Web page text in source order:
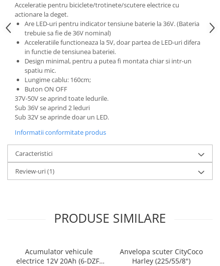
25 km/h
45 km/h
50 km/h
Chopper
Harley
⬇ MARCI
➔ Geeli
➔ RDB
➔ Volta
➔ Z-Tech
➔ Kuba
PIESE DE SCHIMB
Acceleratii
Baterii
Controllere
Incarcatoare
Acceleratie pentru biciclete/trotinete/scutere electrice cu
actionare la deget.
Are LED-uri pentru indicator tensiune baterie la 36V. (Bateria
trebuie sa fie de 36V nominal)
Acceleratiile functioneaza la 5V, doar partea de LED-uri difera
in functie de tensiunea bateriei.
Design minimal, pentru a putea fi montata chiar si intr-un
spatiu mic.
Lungime cablu: 160cm;
Buton ON OFF
37V-50V se aprind toate ledurile.
Sub 36V se aprind 2 leduri
Sub 32V se aprinde doar un LED.
Informatii conformitate produs
Caracteristici
Review-uri(1)
PRODUSE SIMILARE
Acumulator vehicule
electrice 12V 20Ah (6-DZF-
Anvelopa scuter CityCoco
Harley (225/55/8")